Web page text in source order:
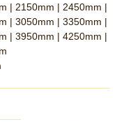
| 2150mm | 2450mm |
| 3050mm | 3350mm |
| 3950mm | 4250mm |